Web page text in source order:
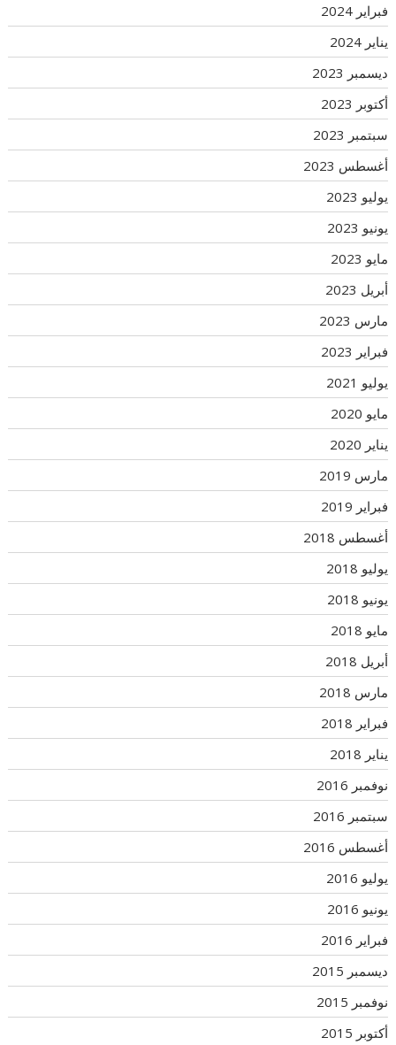
فبراير 2024
يناير 2024
ديسمبر 2023
أكتوبر 2023
سبتمبر 2023
أغسطس 2023
يوليو 2023
يونيو 2023
مايو 2023
أبريل 2023
مارس 2023
فبراير 2023
يوليو 2021
مايو 2020
يناير 2020
مارس 2019
فبراير 2019
أغسطس 2018
يوليو 2018
يونيو 2018
مايو 2018
أبريل 2018
مارس 2018
فبراير 2018
يناير 2018
نوفمبر 2016
سبتمبر 2016
أغسطس 2016
يوليو 2016
يونيو 2016
فبراير 2016
ديسمبر 2015
نوفمبر 2015
أكتوبر 2015